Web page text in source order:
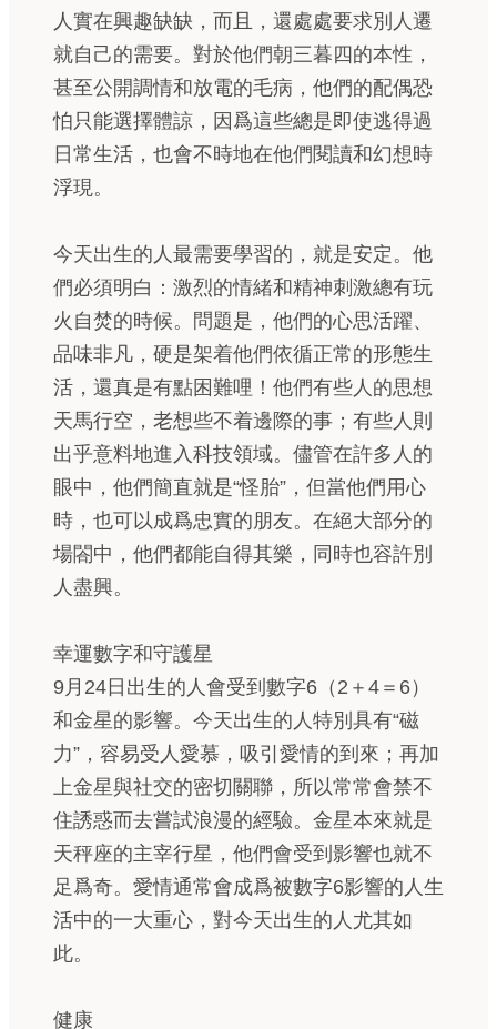
人實在興趣缺缺，而且，還處處要求別人遷
就自己的需要。對於他們朝三暮四的本性，
甚至公開調情和放電的毛病，他們的配偶恐
怕只能選擇體諒，因爲這些總是即使逃得過
日常生活，也會不時地在他們閱讀和幻想時
浮現。
今天出生的人最需要學習的，就是安定。他
們必須明白：激烈的情緒和精神刺激總有玩
火自焚的時候。問題是，他們的心思活躍、
品味非凡，硬是架着他們依循正常的形態生
活，還真是有點困難哩！他們有些人的思想
天馬行空，老想些不着邊際的事；有些人則
出乎意料地進入科技領域。儘管在許多人的
眼中，他們簡直就是“怪胎”，但當他們用心
時，也可以成爲忠實的朋友。在絕大部分的
場閤中，他們都能自得其樂，同時也容許別
人盡興。
幸運數字和守護星
9月24日出生的人會受到數字6（2＋4＝6）
和金星的影響。今天出生的人特別具有“磁
力”，容易受人愛慕，吸引愛情的到來；再加
上金星與社交的密切關聯，所以常常會禁不
住誘惑而去嘗試浪漫的經驗。金星本來就是
天秤座的主宰行星，他們會受到影響也就不
足爲奇。愛情通常會成爲被數字6影響的人生
活中的一大重心，對今天出生的人尤其如
此。
健康